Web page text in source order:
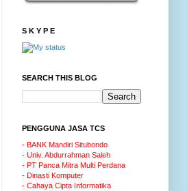
S K Y P E
SEARCH THIS BLOG
PENGGUNA JASA TCS
- BANK Mandiri Situbondo
- Univ. Abdurrahman Saleh
- PT Panca Mitra Multi Perdana
- Dinasti Komputer
- Cahaya Cipta Informatika